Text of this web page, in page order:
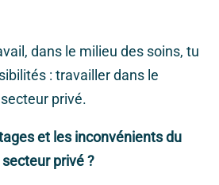
dans le milieu des soins, tu
: travailler dans le
privé.
et les inconvénients du
privé ?